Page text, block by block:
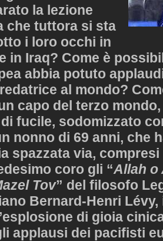
la lezione
che tuttora si sta
i loro occhi in
in Iraq? Come è
abbia potuto
al mondo?
capo del terzo
fucile, sodomizzato
nonno di 69 anni, che
spazzata via,
coro gli “Allah o
Tov” del filosofo
Bernard-Henri
di gioia
applausi dei pacifisti